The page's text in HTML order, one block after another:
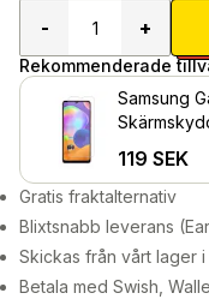
-
+
Rekommenderade
Samsung
119 SEK
Gratis fraktalternativ
Blixtsnabb leverans
Skickas från vårt lager
Betala med Swish,